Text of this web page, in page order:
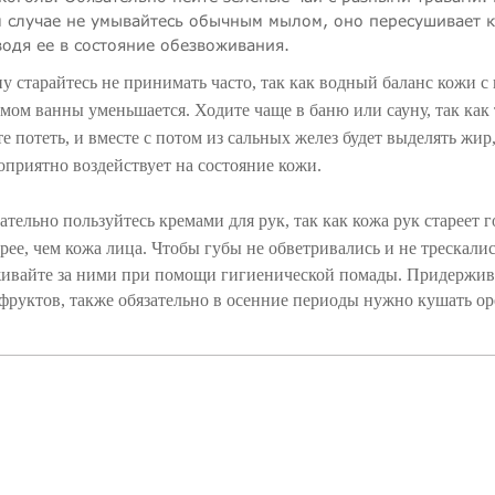
случае не умывайтесь обычным мылом, оно пересушивает
ее в состояние обезвоживания.
старайтесь не принимать часто, так как водный баланс кожи
ванны уменьшается. Ходите чаще в баню или сауну, так как
потеть, и вместе с потом из сальных желез будет выделять
воздействует на состояние кожи.
пользуйтесь кремами для рук, так как кожа рук стареет
чем кожа лица. Чтобы губы не обветривались и не
за ними при помощи гигиенической помады.
также обязательно в осенние периоды нужно кушать